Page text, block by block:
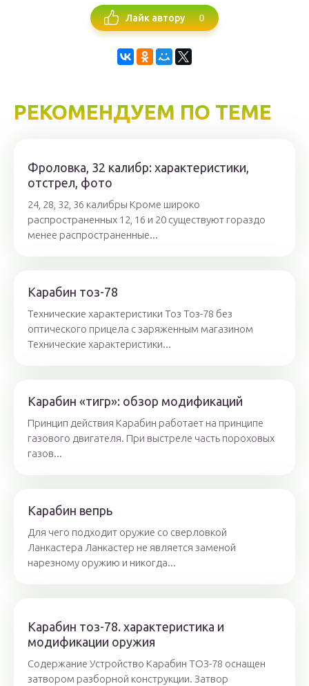
Лайк автору 0
РЕКОМЕНДУЕМ ПО ТЕМЕ
Фроловка, 32 калибр: характеристики,
отстрел, фото
24, 28, 32, 36 калибры Кроме широко
распространенных 12, 16 и 20 существуют гораздо
менее распространенные...
Карабин тоз-78
Технические характеристики Тоз Тоз-78 без
оптического прицела с заряженным магазином
Технические характеристики...
Карабин «тигр»: обзор модификаций
Принцип действия Карабин работает на принципе
газового двигателя. При выстреле часть пороховых
газов...
Карабин вепрь
Для чего подходит оружие со сверловкой
Ланкастера Ланкастер не является заменой
нарезному оружию и никогда...
Карабин тоз-78. характеристика и
модификации оружия
Содержание Устройство Карабин ТОЗ-78 оснащен
затвором разборной конструкции. Затвор